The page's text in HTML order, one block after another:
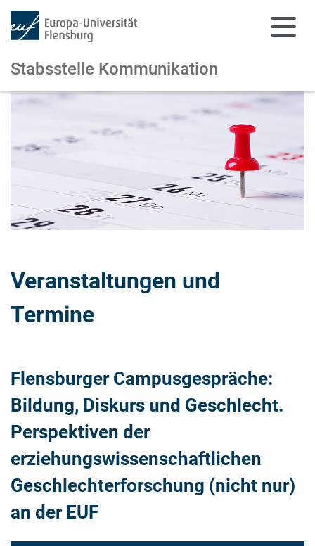
Zum Hauptinhalt springen
Zur Navigation springen
Stabsstelle Kommunikation
Veranstaltungen und
Termine
Flensburger Campusgespräche:
Bildung, Diskurs und Geschlecht.
Perspektiven der
erziehungswissenschaftlichen
Geschlechterforschung (nicht nur)
an der EUF